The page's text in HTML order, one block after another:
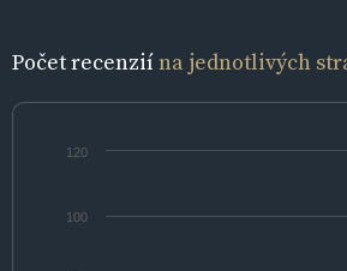
Počet recenziína jednotlivých
100
120